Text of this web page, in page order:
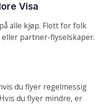
Visa
alle kjøp. Flott for folk
partner-flyselskaper.
du flyer regelmessig
du flyer mindre, er